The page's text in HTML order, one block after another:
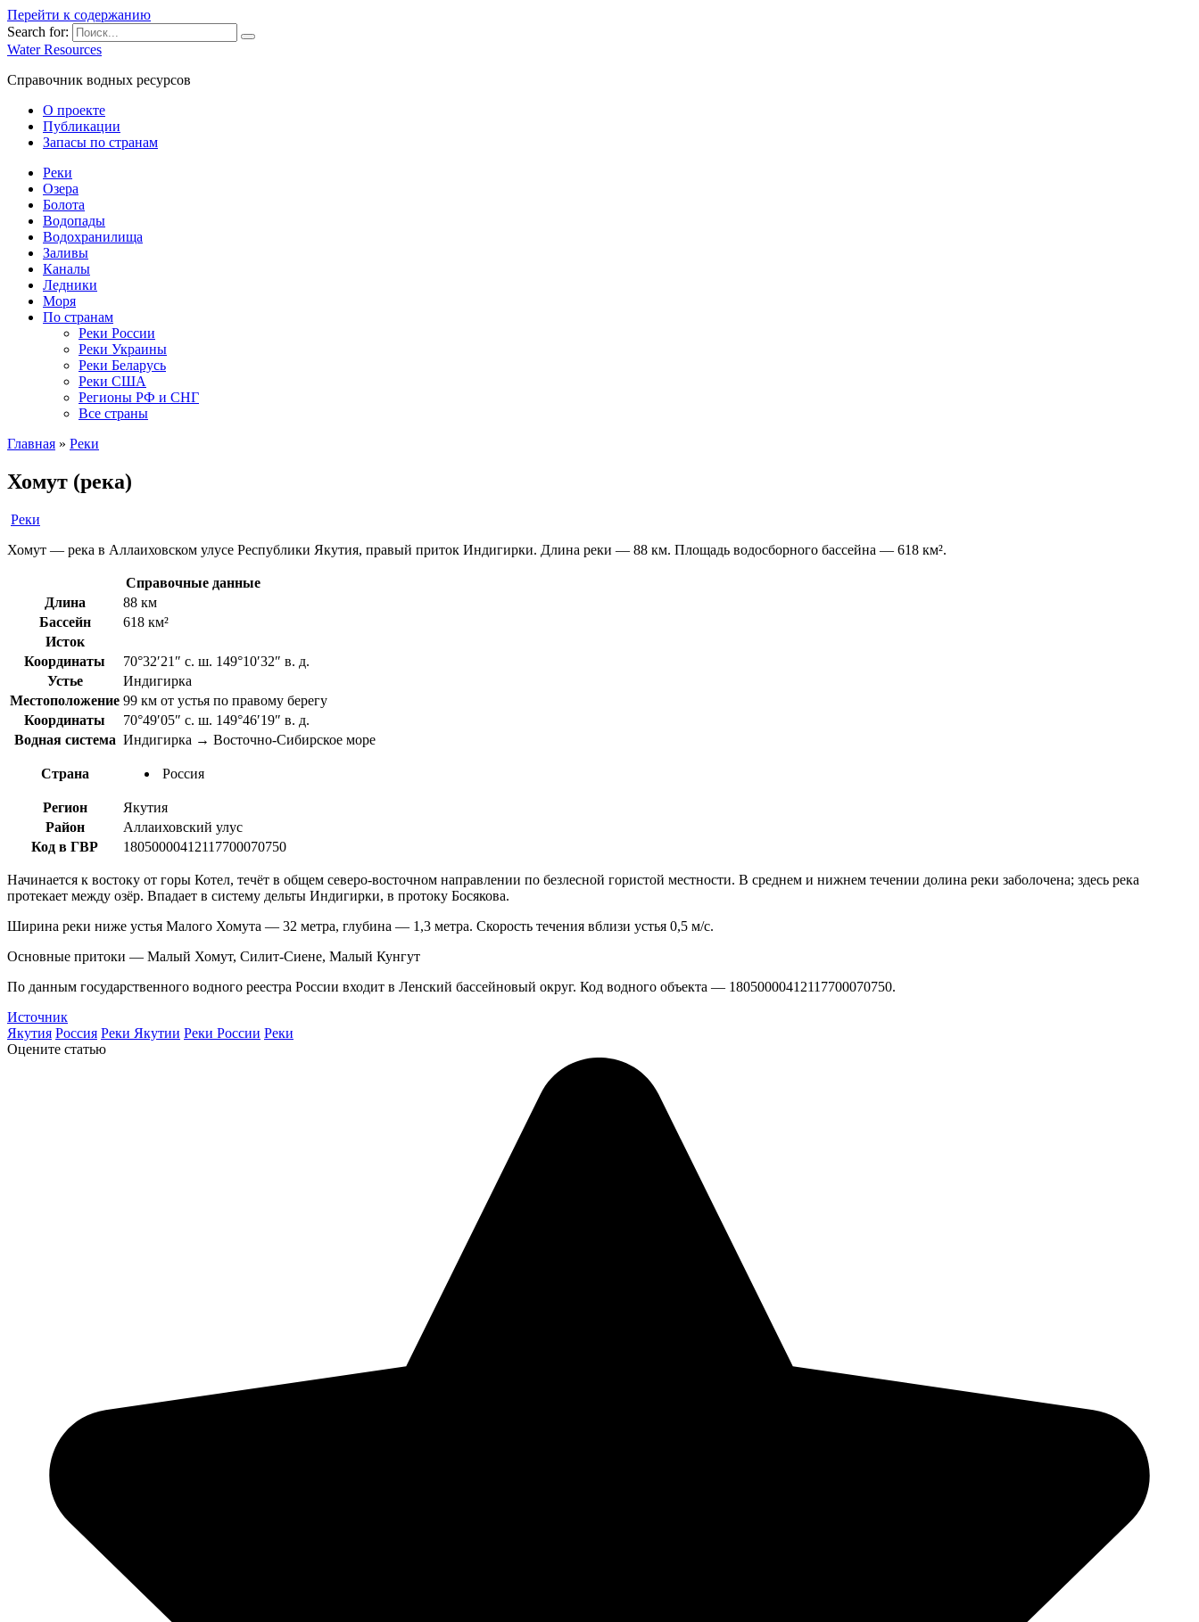
Перейти к содержанию
Search for:
Water Resources
Справочник водных ресурсов
О проекте
Публикации
Запасы по странам
Реки
Озера
Болота
Водопады
Водохранилища
Заливы
Каналы
Ледники
Моря
По странам
Реки России
Реки Украины
Реки Беларусь
Реки США
Регионы РФ и СНГ
Все страны
Главная » Реки
Хомут (река)
Реки
Хомут — река в Аллаиховском улусе Республики Якутия, правый приток Индигирки. Длина реки — 88 км. Площадь водосборного бассейна — 618 км².
Справочные данные
Длина
88 км
Бассейн
618 км²
Исток
Координаты
70°32′21″ с. ш. 149°10′32″ в. д.
Устье
Индигирка
Местоположение 99 км от устья по правому берегу
Координаты
70°49′05″ с. ш. 149°46′19″ в. д.
Водная система Индигирка → Восточно-Сибирское море
Страна Россия
Регион
Якутия
Район
Аллаиховский улус
Код в ГВР
18050000412117700070750
Начинается к востоку от горы Котел, течёт в общем северо-восточном направлении по безлесной гористой местности. В среднем и нижнем течении долина реки заболочена; здесь река
протекает между озёр. Впадает в систему дельты Индигирки, в протоку Босякова.
Ширина реки ниже устья Малого Хомута — 32 метра, глубина — 1,3 метра. Скорость течения вблизи устья 0,5 м/с.
Основные притоки — Малый Хомут, Силит-Сиене, Малый Кунгут
По данным государственного водного реестра России входит в Ленский бассейновый округ. Код водного объекта — 18050000412117700070750.
Источник
Якутия Россия Реки Якутии Реки России Реки
Оцените статью